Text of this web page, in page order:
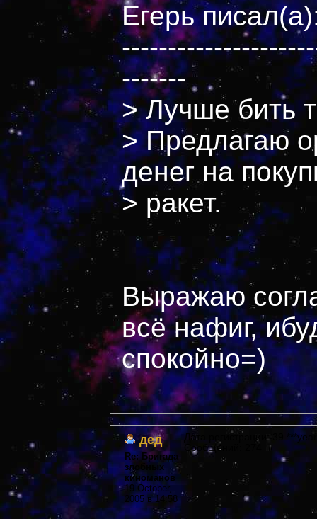
Егерь
-------
> Лучше бить
> Предлагаю
денег на
> ракет.
Выражаю
всё нафиг,
спокойно=)
дед
Re: Бригада
злобных
киноманов
19 October,
2005 в 14:58
Дата регистрации: 39
Сообщений: 274